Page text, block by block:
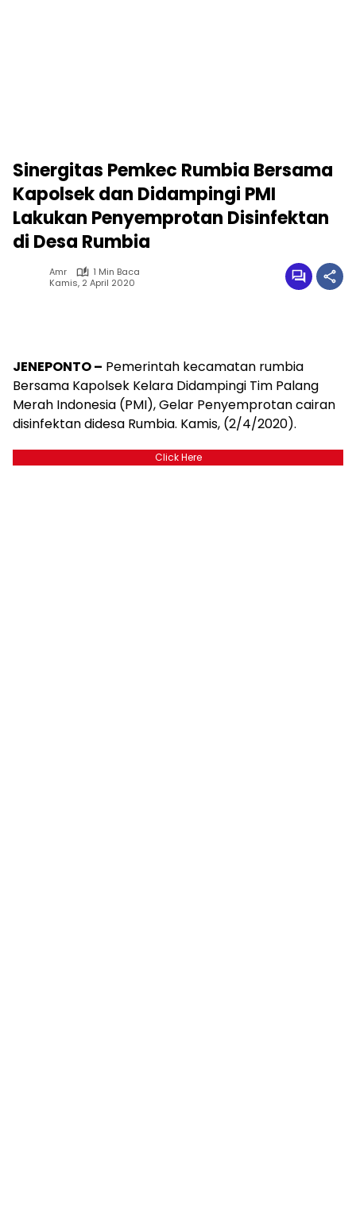
Sinergitas Pemkec Rumbia Bersama
Kapolsek dan Didampingi PMI
Lakukan Penyemprotan Disinfektan
di Desa Rumbia
Amr
1 Min Baca
Kamis, 2 April 2020
JENEPONTO – Pemerintah kecamatan rumbia
Bersama Kapolsek Kelara Didampingi Tim Palang
Merah Indonesia (PMI), Gelar Penyemprotan cairan
disinfektan didesa Rumbia. Kamis, (2/4/2020).
Click Here